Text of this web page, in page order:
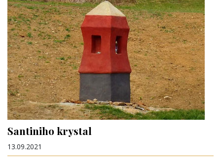
Santiniho krystal
13.09.2021